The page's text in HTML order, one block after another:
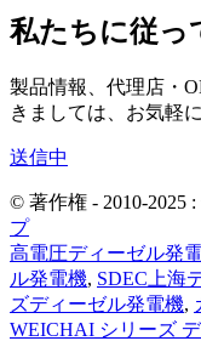
私たちに従っ
製品情報、代理店・
きましては、お気軽
送信中
© 著作権 - 2010-2025 :
プ
高電圧ディーゼル発
ル発電機, SDEC上海
ズディーゼル発電機,
WEICHAI シリーズ